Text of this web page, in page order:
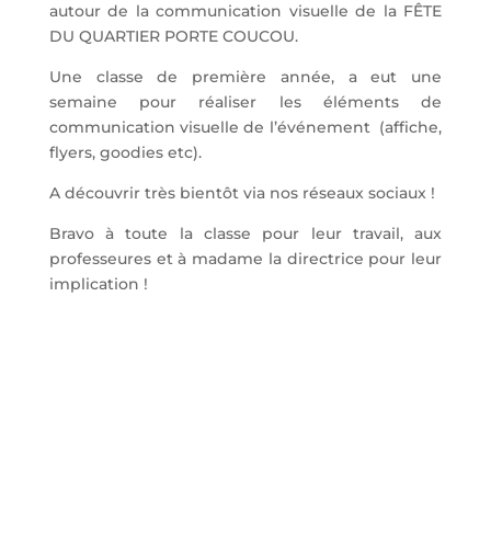
autour de la communication visuelle de la FÊTE
DU QUARTIER PORTE COUCOU.
Une classe de première année, a eut une
semaine pour réaliser les éléments de
communication visuelle de l’événement (affiche,
flyers, goodies etc).
A découvrir très bientôt via nos réseaux sociaux !
Bravo à toute la classe pour leur travail, aux
professeures et à madame la directrice pour leur
implication !